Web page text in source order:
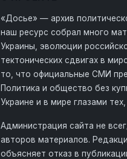
«Досье» — архив
наш ресурс собрал много
Украины, эволюции
тектонических сдвигах в
то, что официальные СМИ
Политика и общество без
Украине и в мире глазами
Администрация сайта не
авторов материалов.
объясняет отказ в